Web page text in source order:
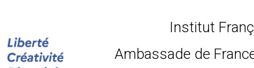
Institut
Ambassade de